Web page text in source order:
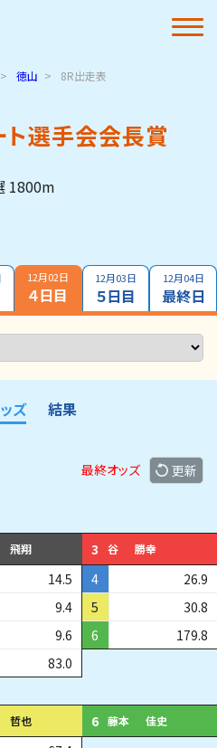
徳山 8R出走表
選手会会長賞
1800m
12月02日
４日目
12月03日
５日目
12月04日
最終日
ズ 結果
最終オッズ 更新
飛翔
14.5
9.4
9.6
83.0
3 谷 勝幸
4
26.9
5
30.8
6
179.8
哲也 6 藤本 佳史